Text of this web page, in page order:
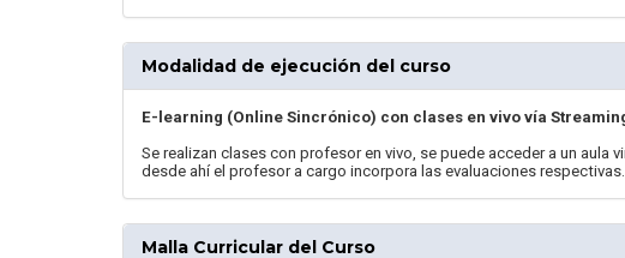
Modalidad de ejecución del curso
E-learning (Online Sincrónico) con clases en vivo vía
Se realizan clases con profesor en vivo, se puede acceder a un aula
desde ahí el profesor a cargo incorpora las evaluaciones respectivas.
Malla Curricular del Curso